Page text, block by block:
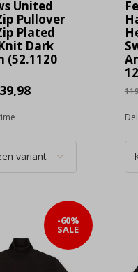
United
Pullover
Plated
Dark
(52.1120
-60%
SALE